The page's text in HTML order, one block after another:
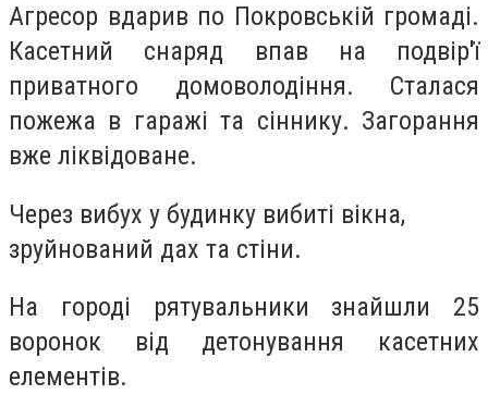
Агресор вдарив по Покровській громаді.
Касетний снаряд впав на подвір'ї
приватного домоволодіння. Сталася
пожежа в гаражі та сіннику. Загорання
вже ліквідоване.
Через вибух у будинку вибиті вікна,
зруйнований дах та стіни.
На городі рятувальники знайшли 25
воронок від детонування касетних
елементів.